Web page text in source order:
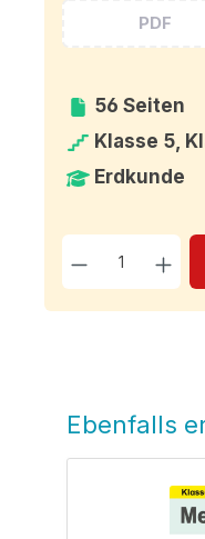
PDF
56 Seiten
Klasse 5,
Erdkunde
Produktgalerie
Ebenfalls